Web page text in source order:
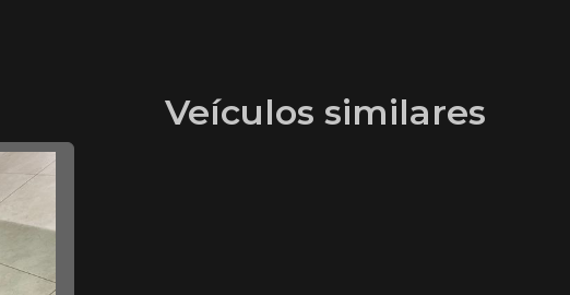
Veículos similares